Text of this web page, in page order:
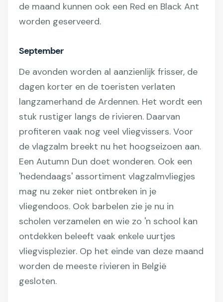
de maand kunnen ook een Red en Black Ant
worden geserveerd.
September
De avonden worden al aanzienlijk frisser, de
dagen korter en de toeristen verlaten
langzamerhand de Ardennen. Het wordt een
stuk rustiger langs de rivieren. Daarvan
profiteren vaak nog veel vliegvissers. Voor
de vlagzalm breekt nu het hoogseizoen aan.
Een Autumn Dun doet wonderen. Ook een
'hedendaags' assortiment vlagzalmvliegjes
mag nu zeker niet ontbreken in je
vliegendoos. Ook barbelen zie je nu in
scholen verzamelen en wie zo 'n school kan
ontdekken beleeft vaak enkele uurtjes
vliegvisplezier. Op het einde van deze maand
worden de meeste rivieren in België
gesloten.